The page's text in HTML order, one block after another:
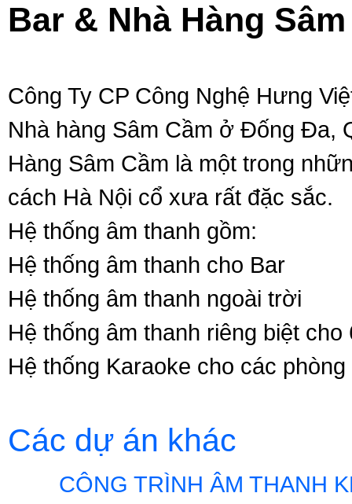
Bar & Nhà Hàng
Công Ty CP Công Nghệ Hưng
Nhà hàng Sâm Cầm ở Đống Đa,
Hàng Sâm Cầm là một trong
cách Hà Nội cổ xưa rất đặc sắc.
Hệ thống âm thanh gồm:
Hệ thống âm thanh cho Bar
Hệ thống âm thanh ngoài trời
Hệ thống âm thanh riêng biệt cho
Hệ thống Karaoke cho các phòng
Các dự án khác
CÔNG TRÌNH ÂM THANH